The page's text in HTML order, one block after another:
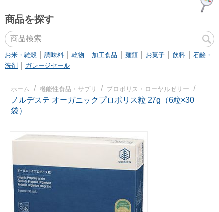
商品を探す
お米・雑穀 調味料 乾物 加工食品 麺類 お菓子 飲料
石鹸・
洗剤
ガレージセール
ホーム / 機能性食品・サプリ / プロポリス・ローヤルゼリー /
ノルデステ オーガニックプロポリス粒 27g（6粒×30
袋）